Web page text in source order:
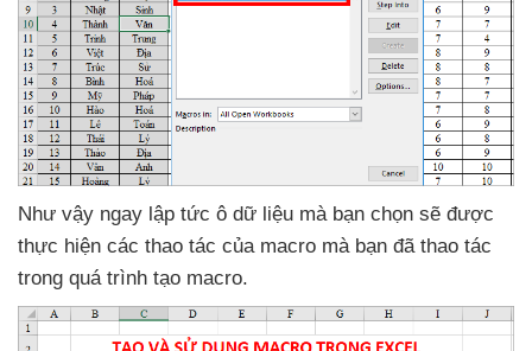
Như vậy ngay lập tức ô dữ liệu mà bạn chọn sẽ được
thực hiện các thao tác của macro mà bạn đã thao tác
trong quá trình tạo macro.